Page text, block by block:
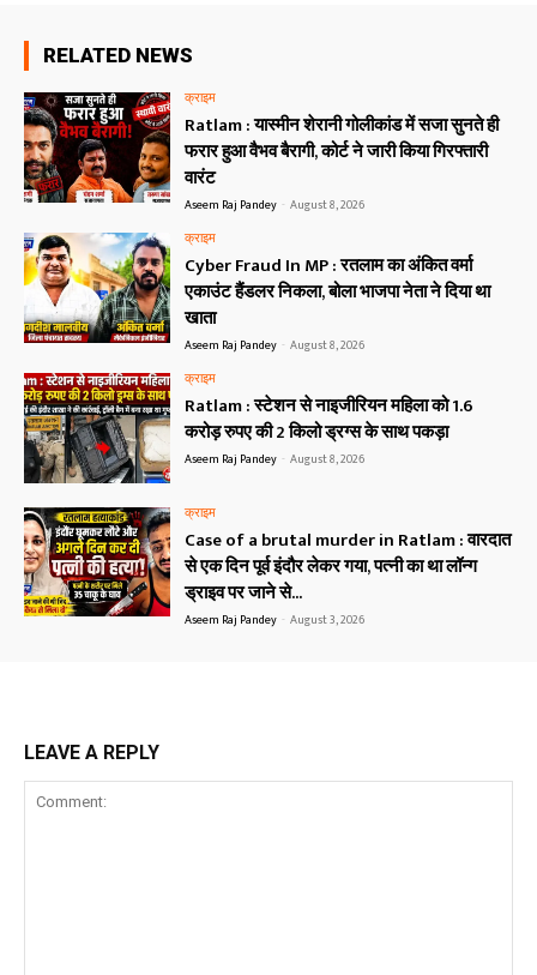
RELATED NEWS
क्राइम
Ratlam : यास्मीन शेरानी गोलीकांड में सजा सुनते ही
फरार हुआ वैभव बैरागी, कोर्ट ने जारी किया गिरफ्तारी
वारंट
Aseem Raj Pandey - August 8, 2026
क्राइम
Cyber Fraud In MP : रतलाम का अंकित वर्मा
एकाउंट हैंडलर निकला, बोला भाजपा नेता ने दिया था
खाता
Aseem Raj Pandey - August 8, 2026
क्राइम
Ratlam : स्टेशन से नाइजीरियन महिला को 1.6
करोड़ रुपए की 2 किलो ड्रग्स के साथ पकड़ा
Aseem Raj Pandey - August 8, 2026
क्राइम
Case of a brutal murder in Ratlam : वारदात
से एक दिन पूर्व इंदौर लेकर गया, पत्नी का था लॉन्ग
ड्राइव पर जाने से...
Aseem Raj Pandey - August 3, 2026
LEAVE A REPLY